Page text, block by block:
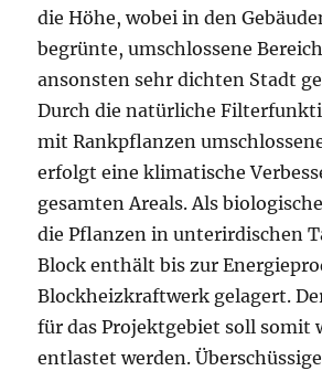
die Höhe, wobei in den
begrünte, umschlossene
ansonsten sehr dichten Stadt
Durch die natürliche
mit Rankpflanzen
erfolgt eine klimatische
gesamten Areals. Als
die Pflanzen in unterirdischen
Block enthält bis zur
Blockheizkraftwerk gelagert.
für das Projektgebiet soll somit
entlastet werden.